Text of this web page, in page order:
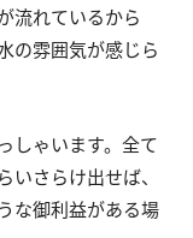
流れているから
の雰囲気が感じら
しゃいます。全て
さらけ出せば、
な御利益がある場